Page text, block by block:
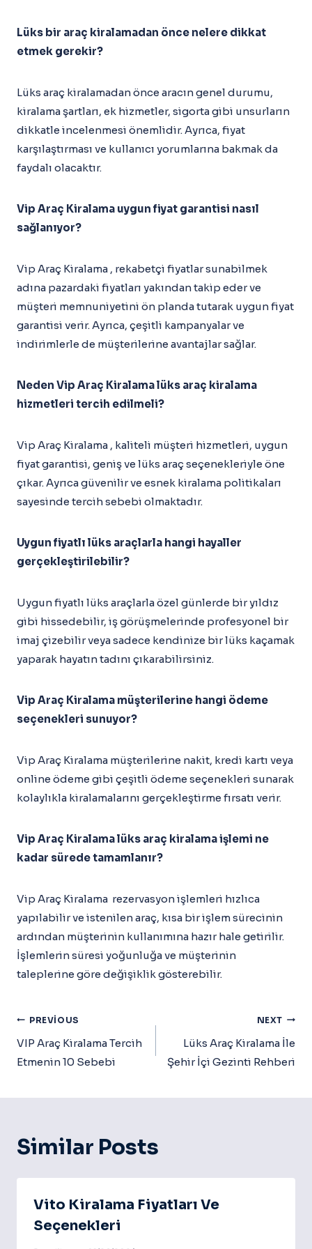
Lüks bir araç kiralamadan önce nelere dikkat
etmek gerekir?
Lüks araç kiralamadan önce aracın genel durumu,
kiralama şartları, ek hizmetler, sigorta gibi unsurların
dikkatle incelenmesi önemlidir. Ayrıca, fiyat
karşılaştırması ve kullanıcı yorumlarına bakmak da
faydalı olacaktır.
Vip Araç Kiralama uygun fiyat garantisi nasıl
sağlanıyor?
Vip Araç Kiralama , rekabetçi fiyatlar sunabilmek
adına pazardaki fiyatları yakından takip eder ve
müşteri memnuniyetini ön planda tutarak uygun fiyat
garantisi verir. Ayrıca, çeşitli kampanyalar ve
indirimlerle de müşterilerine avantajlar sağlar.
Neden Vip Araç Kiralama lüks araç kiralama
hizmetleri tercih edilmeli?
Vip Araç Kiralama , kaliteli müşteri hizmetleri, uygun
fiyat garantisi, geniş ve lüks araç seçenekleriyle öne
çıkar. Ayrıca güvenilir ve esnek kiralama politikaları
sayesinde tercih sebebi olmaktadır.
Uygun fiyatlı lüks araçlarla hangi hayaller
gerçekleştirilebilir?
Uygun fiyatlı lüks araçlarla özel günlerde bir yıldız
gibi hissedebilir, iş görüşmelerinde profesyonel bir
imaj çizebilir veya sadece kendinize bir lüks kaçamak
yaparak hayatın tadını çıkarabilirsiniz.
Vip Araç Kiralama müşterilerine hangi ödeme
seçenekleri sunuyor?
Vip Araç Kiralama müşterilerine nakit, kredi kartı veya
online ödeme gibi çeşitli ödeme seçenekleri sunarak
kolaylıkla kiralamalarını gerçekleştirme fırsatı verir.
Vip Araç Kiralama lüks araç kiralama işlemi ne
kadar sürede tamamlanır?
Vip Araç Kiralama rezervasyon işlemleri hızlıca
yapılabilir ve istenilen araç, kısa bir işlem sürecinin
ardından müşterinin kullanımına hazır hale getirilir.
İşlemlerin süresi yoğunluğa ve müşterinin
taleplerine göre değişiklik gösterebilir.
Yazı
Gezinmesi
PREVIOUS
VIP Araç Kiralama Tercih
Etmenin 10 Sebebi
NEXT
Lüks Araç Kiralama İle
Şehir İçi Gezinti Rehberi
Similar Posts
Vito Kiralama Fiyatları Ve
Seçenekleri